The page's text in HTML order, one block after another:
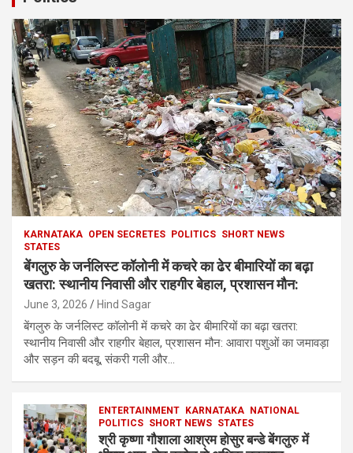
KARNATAKA OPEN SECRETES POLITICS SHORT NEWS
STATES
बेंगलुरु के जर्नलिस्ट कॉलोनी में कचरे का ढेर बीमारियों का बढ़ा
खतरा: स्थानीय निवासी और राहगीर बेहाल, प्रशासन मौन:
June 3, 2026 Hind Sagar
बेंगलुरु के जर्नलिस्ट कॉलोनी में कचरे का ढेर बीमारियों का बढ़ा खतरा:
स्थानीय निवासी और राहगीर बेहाल, प्रशासन मौन: आवारा पशुओं का जमावड़ा
और सड़न की बदबू, संकरी गली और…
ENTERTAINMENT KARNATAKA
NATIONAL
POLITICS SHORT NEWS STATES
श्री कृष्णा गौशाला आश्रम होसुर बन्डे बेंगलुरु में